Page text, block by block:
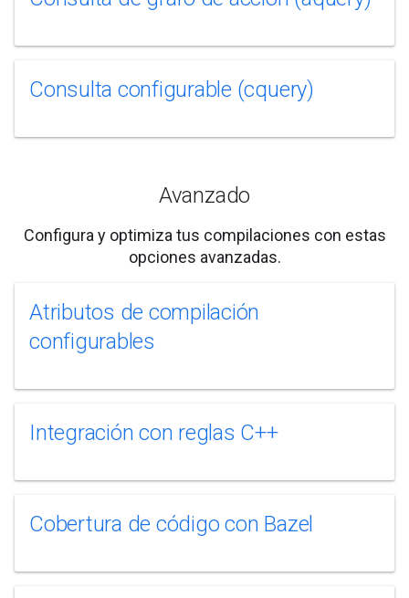
Consulta configurable (cquery)
Avanzado
Configura y optimiza tus compilaciones con estas
opciones avanzadas.
Atributos de compilación
configurables
Integración con reglas C++
Cobertura de código con Bazel